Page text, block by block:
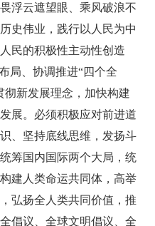
浮云遮望眼、乘风破浪不
史伟业，践行以人民为中
民的积极性主动性创造
局、协调推进“四个全
彻新发展理念，加快构建
展。必须积极应对前进道
、坚持底线思维，发扬斗
筹国内国际两个大局，统
建人类命运共同体，高举
弘扬全人类共同价值，推
倡议、全球文明倡议、全